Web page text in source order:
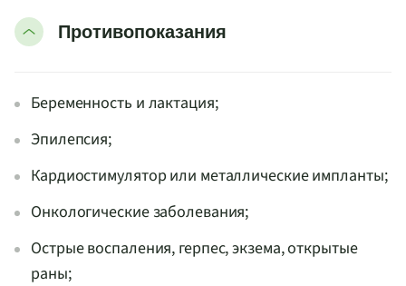
Противопоказания
Беременность и лактация;
Эпилепсия;
Кардиостимулятор или металлические импланты;
Онкологические заболевания;
Острые воспаления, герпес, экзема, открытые
раны;